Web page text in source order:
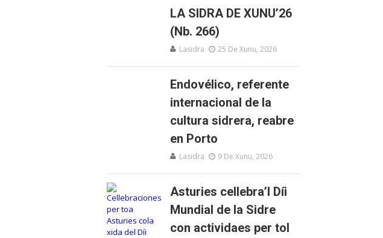
LA SIDRA DE XUNU’26
(Nb. 266)
Lasidra 25 De Xunu, 2026
Endovélico, referente
internacional de la
cultura sidrera, reabre
en Porto
Lasidra 9 De Xunu, 2026
Asturies cellebra’l Díi
Mundial de la Sidre
con actividaes per tol